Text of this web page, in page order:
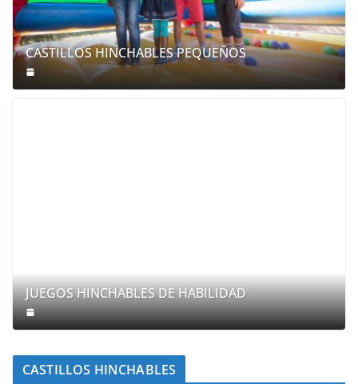
CASTILLOS HINCHABLES PEQUEÑOS
JUEGOS HINCHABLES DE HABILIDAD
CASTILLOS HINCHABLES